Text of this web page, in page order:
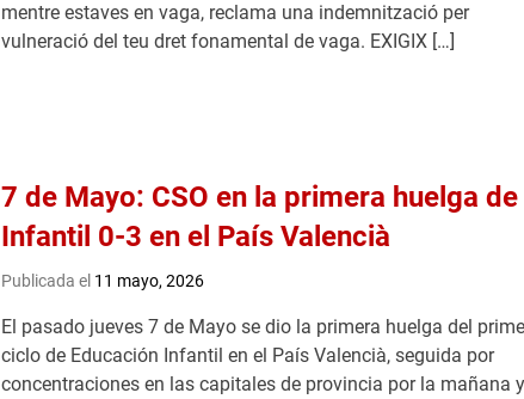
mentre estaves en vaga, reclama una indemnització per
vulneració del teu dret fonamental de vaga. EXIGIX […]
7 de Mayo: CSO en la primera huelga de
Infantil 0-3 en el País Valencià
Publicada el 11 mayo, 2026
El pasado jueves 7 de Mayo se dio la primera huelga del
ciclo de Educación Infantil en el País Valencià, seguida por
concentraciones en las capitales de provincia por la mañana